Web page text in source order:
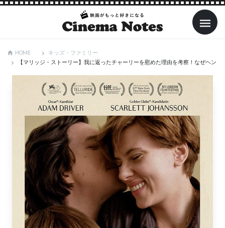
HOME
キッズ・ファミリー
【マリッジ・ストーリー】我に返ったチャーリーを慰めた理由を考察！なぜヘン